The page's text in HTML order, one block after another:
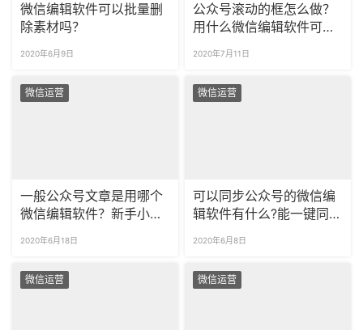
微信编辑软件可以批量删
除素材吗？
2020年6月9日
公众号滚动的框怎么做？
用什么微信编辑软件可以
2020年7月11日
微信运营
一般公众号文章是用哪个
微信编辑软件？新手小白
2020年6月18日
微信运营
可以同步公众号的微信编
辑软件有什么?能一键同步
2020年6月8日
微信运营 微信运营